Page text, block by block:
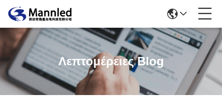
Λεπτομέρειες Blog